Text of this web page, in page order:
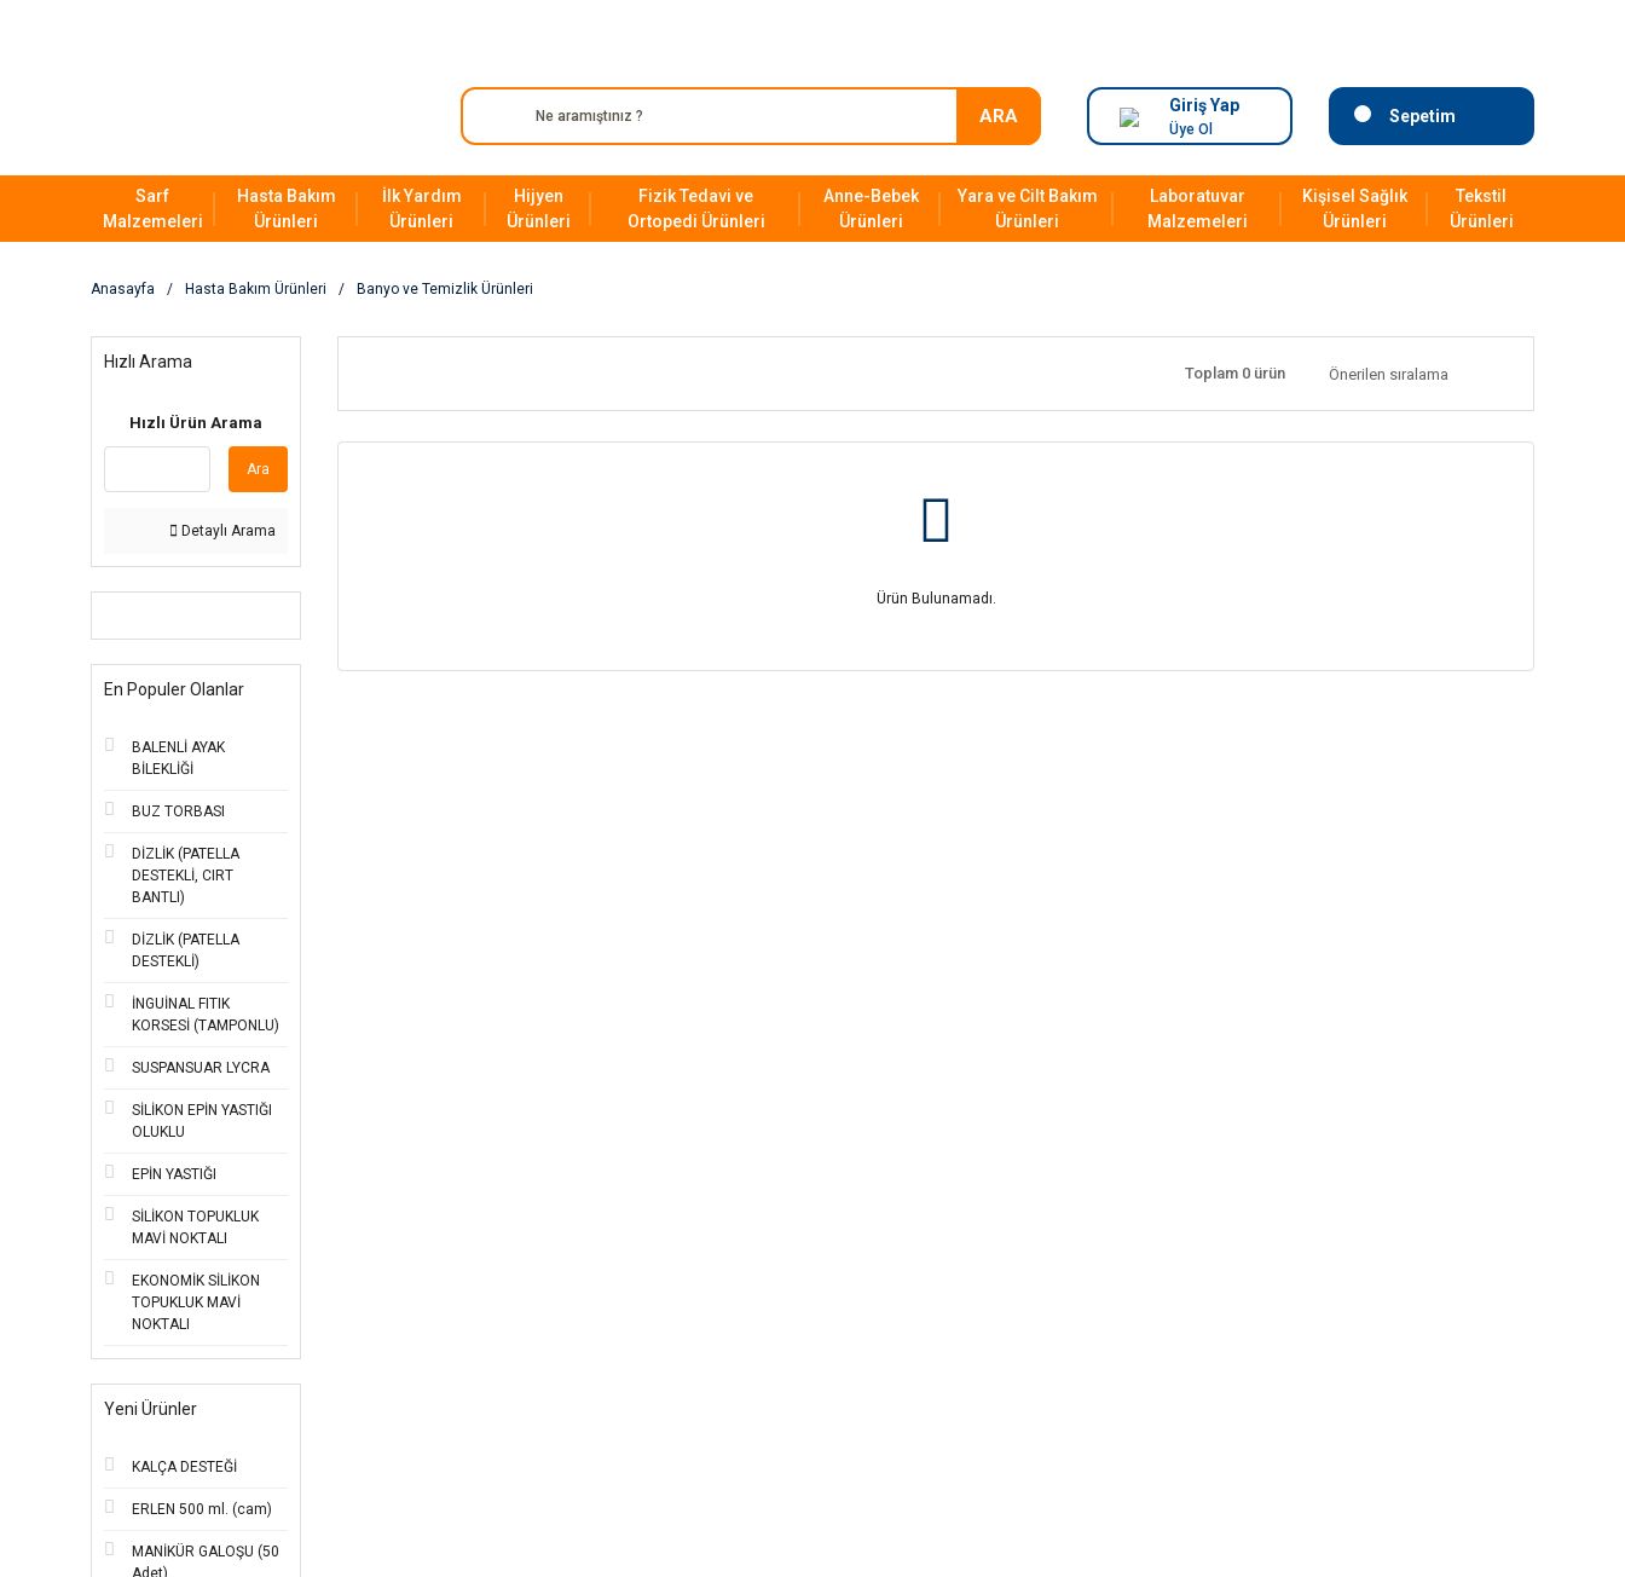
ARA
Giriş Yap
Üye Ol
Sepetim
Sarf
Malzemeleri
Hasta Bakım
Ürünleri
İlk Yardım
Ürünleri
Hijyen
Ürünleri
Fizik Tedavi ve
Ortopedi Ürünleri
Anne-Bebek
Ürünleri
Yara ve Cilt Bakım
Ürünleri
Laboratuvar
Malzemeleri
Kişisel Sağlık
Ürünleri
Tekstil
Ürünleri
Anasayfa Hasta Bakım Ürünleri Banyo ve Temizlik Ürünleri
Hızlı Arama
Hızlı Ürün Arama
Ara
Detaylı Arama
En Populer Olanlar
BALENLİ AYAK
BİLEKLİĞİ
BUZ TORBASI
DİZLİK (PATELLA
DESTEKLİ, CIRT
BANTLI)
DİZLİK (PATELLA
DESTEKLİ)
İNGUİNAL FITIK
KORSESİ (TAMPONLU)
SUSPANSUAR LYCRA
SİLİKON EPİN YASTIĞI
OLUKLU
EPİN YASTIĞI
SİLİKON TOPUKLUK
MAVİ NOKTALI
EKONOMİK SİLİKON
TOPUKLUK MAVİ
NOKTALI
Yeni Ürünler
KALÇA DESTEĞİ
ERLEN 500 ml. (cam)
MANİKÜR GALOŞU (50
Adet)
Toplam 0 ürün
Ürün Bulunamadı.